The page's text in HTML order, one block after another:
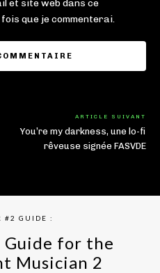
et site web dans ce
que je commenterai.
ARTICLE SUIVANT
You’re my darkness, une lo-fi
rêveuse signée FASVDE
#2 GUIDE :
Guide for the
Musician 2